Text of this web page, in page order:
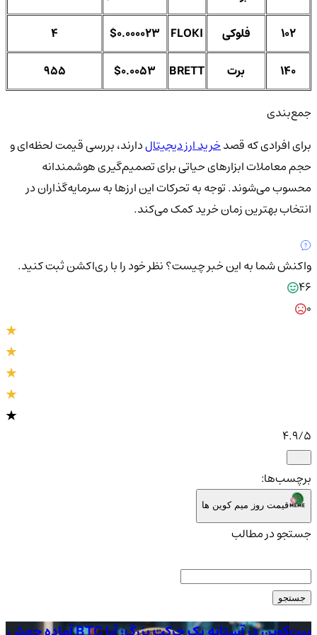
4
$0.000023 FLOKI فلوکی
102
955
$0.0053 BRETT برت 140
جمع‌بندی
برای افرادی که قصدخرید ارز دیجیتالدارند، بررسی قیمت لحظه‌ای و
حجم معاملات ابزارهای حیاتی برای تصمیم‌گیری هوشمندانه
محسوب می‌شوند. توجه به تحرکات این ارزها به سرمایه‌گذاران در
انتخاب بهترین زمان خرید کمک می‌کند.
واکنش شما به این خبر چیست؟نظر خود را با ری‌اکشن ثبت کنید.
46
4.9/5
برچسب‌ها:
قیمت روز میم کوین ها
جستجو در مطالب
جستجو